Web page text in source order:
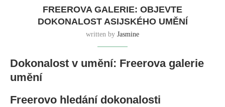
FREEROVA GALERIE: OBJEVTE
DOKONALOST ASIJSKÉHO UMĚNÍ
written by Jasmine
Dokonalost v umění: Freerova galerie
umění
Freerovo hledání dokonalosti